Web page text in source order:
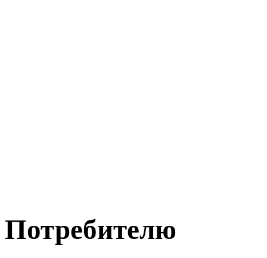
Потребителю